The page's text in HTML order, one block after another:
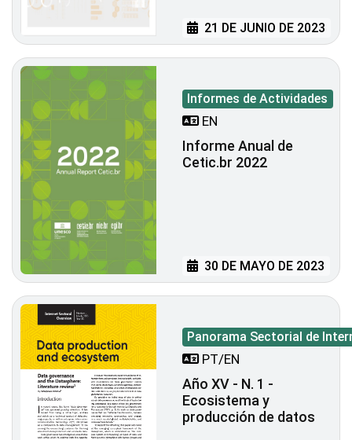
21 DE JUNIO DE 2023
Informes de Actividades
EN
Informe Anual de
Cetic.br 2022
30 DE MAYO DE 2023
Panorama Sectorial de
PT/EN
Año XV - N. 1 -
Ecosistema y
producción de datos